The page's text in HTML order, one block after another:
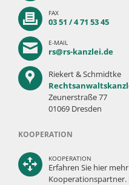
FAX
03 51 / 4 71 53 45
E-MAIL
rs@rs-kanzlei.de
Riekert & Schmidtke
Zeunerstraße 77
01069 Dresden
KOOPERATION
KOOPERATION
Erfahren Sie hier
Kooperationspartner.